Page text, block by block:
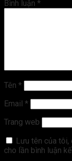
Bình luận *
Tên *
Email *
Trang web
Lưu tên của tôi,
cho lần bình luận